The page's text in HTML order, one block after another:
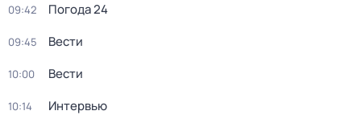
09:42 Погода 24
09:45 Вести
10:00 Вести
10:14 Интервью